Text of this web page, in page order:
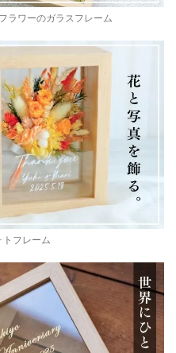
ラワーのガラスフレーム
トフレーム